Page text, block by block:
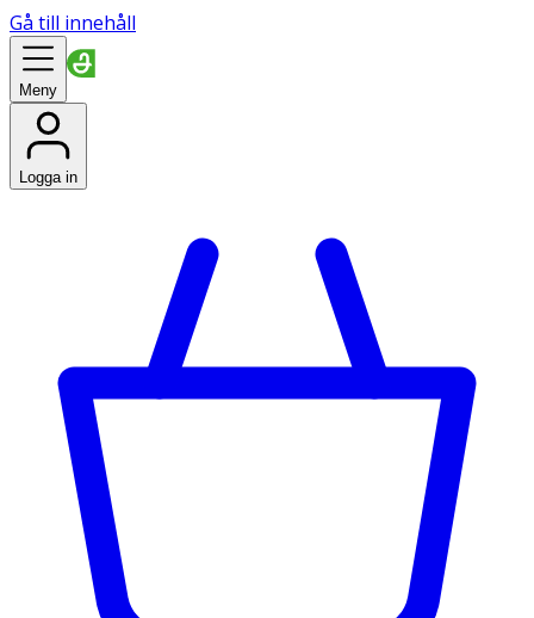
Gå till innehåll
Meny
Logga in